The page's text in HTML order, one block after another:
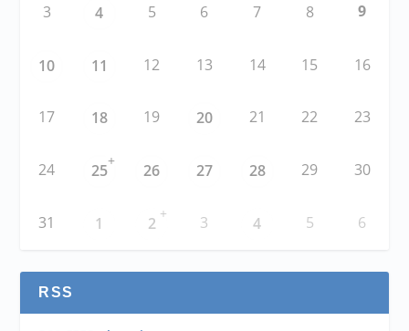
3 4 5 6 7 8 9
10 11 12 13 14 15 16
17 18 19 20 21 22 23
24 25
+
26 27 28 29 30
31 1 2
+ 3 4 5 6
RSS